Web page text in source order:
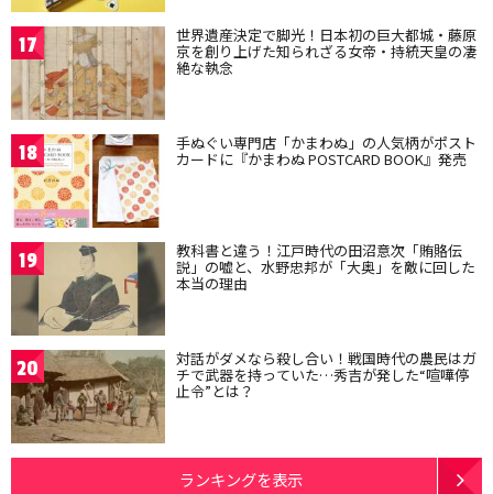
17 世界遺産決定で脚光！日本初の巨大都城・藤原
京を創り上げた知られざる女帝・持統天皇の凄
絶な執念
18 手ぬぐい専門店「かまわぬ」の人気柄がポスト
カードに『かまわぬ POSTCARD BOOK』発売
19 教科書と違う！江戸時代の田沼意次「賄賂伝
説」の嘘と、水野忠邦が「大奥」を敵に回した
本当の理由
20 対話がダメなら殺し合い！戦国時代の農民はガ
チで武器を持っていた…秀吉が発した“喧嘩停
止令”とは？
ランキングを表示